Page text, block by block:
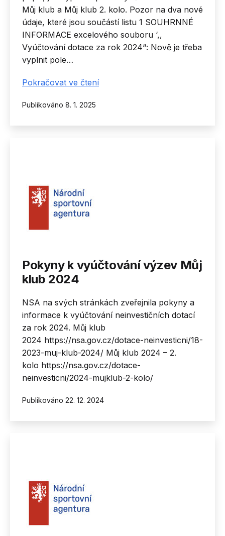
Můj klub a Můj klub 2. kolo. Pozor na dva nové
údaje, které jsou součástí listu 1 SOUHRNNÉ
INFORMACE excelového souboru ‘,,
Vyúčtování dotace za rok 2024“: Nově je třeba
vyplnit pole…
Pokračovat ve čteníInformace
Publikováno 8. 1. 2025
Pokyny k vyúčtování výzev Můj
klub 2024
NSA na svých stránkách zveřejnila pokyny a
informace k vyúčtování neinvestičních dotací
za rok 2024. Můj klub
2024 https://nsa.gov.cz/dotace-neinvesticni/18-
2023-muj-klub-2024/ Můj klub 2024 – 2.
kolo https://nsa.gov.cz/dotace-
neinvesticni/2024-mujklub-2-kolo/
Publikováno 22. 12. 2024